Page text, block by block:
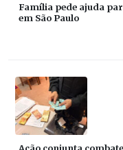
Família pede ajuda
em São Paulo